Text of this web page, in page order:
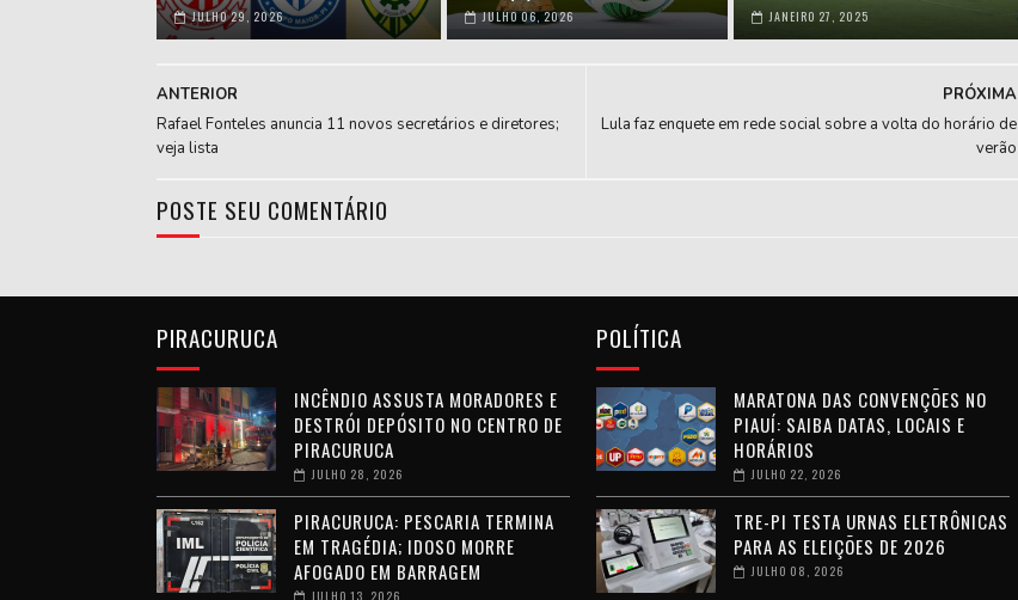
JULHO 29, 2026 JULHO 06, 2026 JANEIRO 27, 2025
PRÓXIMA
Lula faz enquete em rede social sobre a volta do horário de
verão
ANTERIOR
Rafael Fonteles anuncia 11 novos secretários e diretores;
veja lista
POSTE SEU COMENTÁRIO
PIRACURUCA
INCÊNDIO ASSUSTA MORADORES E
DESTRÓI DEPÓSITO NO CENTRO DE
PIRACURUCA
JULHO 28, 2026
PIRACURUCA: PESCARIA TERMINA
EM TRAGÉDIA; IDOSO MORRE
AFOGADO EM BARRAGEM
JULHO 13, 2026
POLÍTICA
MARATONA DAS CONVENÇÕES NO
PIAUÍ: SAIBA DATAS, LOCAIS E
HORÁRIOS
JULHO 22, 2026
TRE-PI TESTA URNAS ELETRÔNICAS
PARA AS ELEIÇÕES DE 2026
JULHO 08, 2026